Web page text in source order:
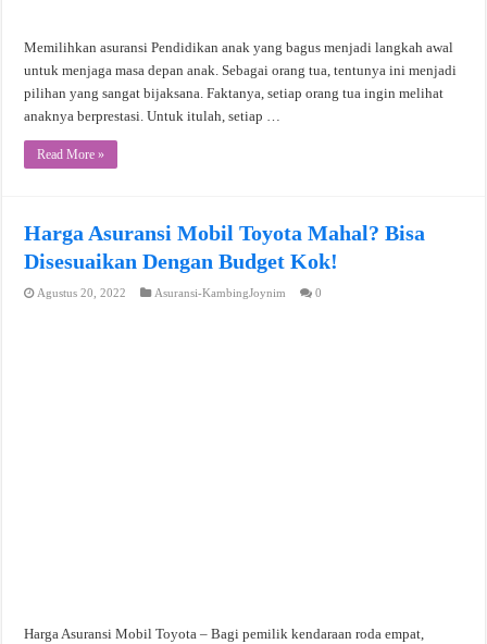
Memilihkan asuransi Pendidikan anak yang bagus menjadi langkah awal
untuk menjaga masa depan anak. Sebagai orang tua, tentunya ini menjadi
pilihan yang sangat bijaksana. Faktanya, setiap orang tua ingin melihat
anaknya berprestasi. Untuk itulah, setiap …
Read More »
Harga Asuransi Mobil Toyota Mahal? Bisa
Disesuaikan Dengan Budget Kok!
Agustus 20, 2022 Asuransi-KambingJoynim 0
Harga Asuransi Mobil Toyota – Bagi pemilik kendaraan roda empat,